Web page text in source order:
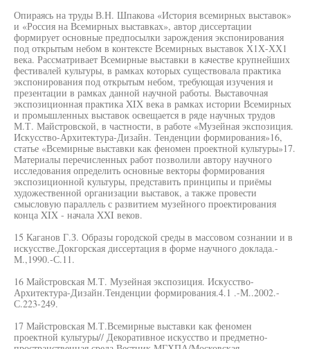
Опираясь на труды В.Н. Шпакова «История всемирных выставок»
и «Россия на Всемирных выставках», автор диссертации
формирует основные предпосылки зарождения экспонирования
под открытым небом в контексте Всемирных выставок Х1Х-ХХ1
века. Рассматривает Всемирные выставки в качестве крупнейших
фестивалей культуры, в рамках которых существовала практика
экспонирования под открытым небом, требующая изучения и
презентации в рамках данной научной работы. Выставочная
экспозиционная практика XIX века в рамках истории Всемирных
и промышленных выставок освещается в ряде научных трудов
М.Т. Майстровской, в частности, в работе «Музейная экспозиция.
Искусство-Архитектура-Дизайн. Тенденции формирования»16,
статье «Всемирные выставки как феномен проектной культуры»17.
Материалы перечисленных работ позволили автору научного
исследования определить основные векторы формирования
экспозиционной культуры, представить принципы и приёмы
художественной организации выставок, а также провести
смысловую параллель с развитием музейного проектирования
конца XIX - начала XXI веков.
15 Каганов Г.З. Образы городской среды в массовом сознании и в
искусстве.Докгорская диссертация в форме научного доклада.-
М.,1990.-С.11.
16 Майстровская М.Т. Музейная экспозиция. Искусство-
Архитектура-Дизайн.Тенденции формирования.4.1 .-М..2002.-
С.223-249.
17 Майстровская М.Т.Всемирные выставки как феномен
проектной культуры// Декоративное искусство и предметно-